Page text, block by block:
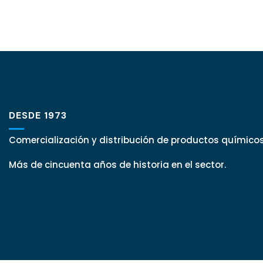
DESDE 1973
Comercialización y distribución de productos
Más de cincuenta años de historia en el sector.